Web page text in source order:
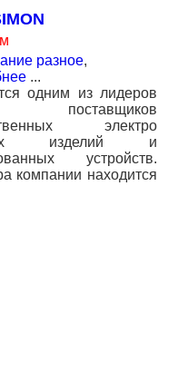
разное,
...
одним из лидеров
электро
изделий и
устройств.
компании находится